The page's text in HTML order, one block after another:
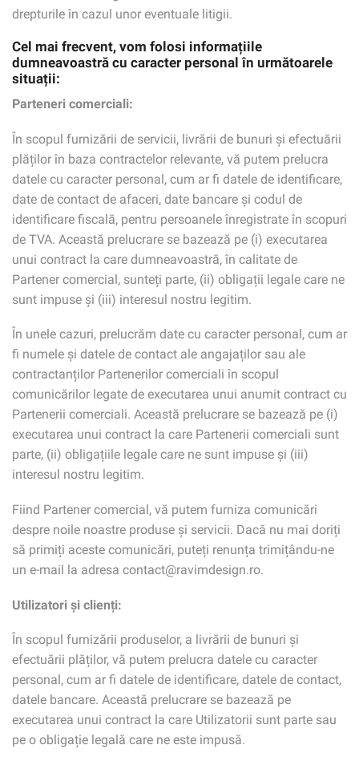
drepturile în cazul unor eventuale litigii.
Cel mai frecvent, vom folosi informațiile
dumneavoastră cu caracter personal în următoarele
situații:
Parteneri comerciali:
În scopul furnizării de servicii, livrării de bunuri și efectuării
plăților în baza contractelor relevante, vă putem prelucra
datele cu caracter personal, cum ar fi datele de identificare,
date de contact de afaceri, date bancare și codul de
identificare fiscală, pentru persoanele înregistrate în scopuri
de TVA. Această prelucrare se bazează pe (i) executarea
unui contract la care dumneavoastră, în calitate de
Partener comercial, sunteți parte, (ii) obligații legale care ne
sunt impuse și (iii) interesul nostru legitim.
În unele cazuri, prelucrăm date cu caracter personal, cum ar
fi numele și datele de contact ale angajaților sau ale
contractanților Partenerilor comerciali în scopul
comunicărilor legate de executarea unui anumit contract cu
Partenerii comerciali. Această prelucrare se bazează pe (i)
executarea unui contract la care Partenerii comerciali sunt
parte, (ii) obligațiile legale care ne sunt impuse și (iii)
interesul nostru legitim.
Fiind Partener comercial, vă putem furniza comunicări
despre noile noastre produse și servicii. Dacă nu mai doriți
să primiți aceste comunicări, puteți renunța trimițându-ne
un e-mail la adresa contact@ravimdesign.ro.
Utilizatori și clienți:
În scopul furnizării produselor, a livrării de bunuri și
efectuării plăților, vă putem prelucra datele cu caracter
personal, cum ar fi datele de identificare, datele de contact,
datele bancare. Această prelucrare se bazează pe
executarea unui contract la care Utilizatorii sunt parte sau
pe o obligație legală care ne este impusă.